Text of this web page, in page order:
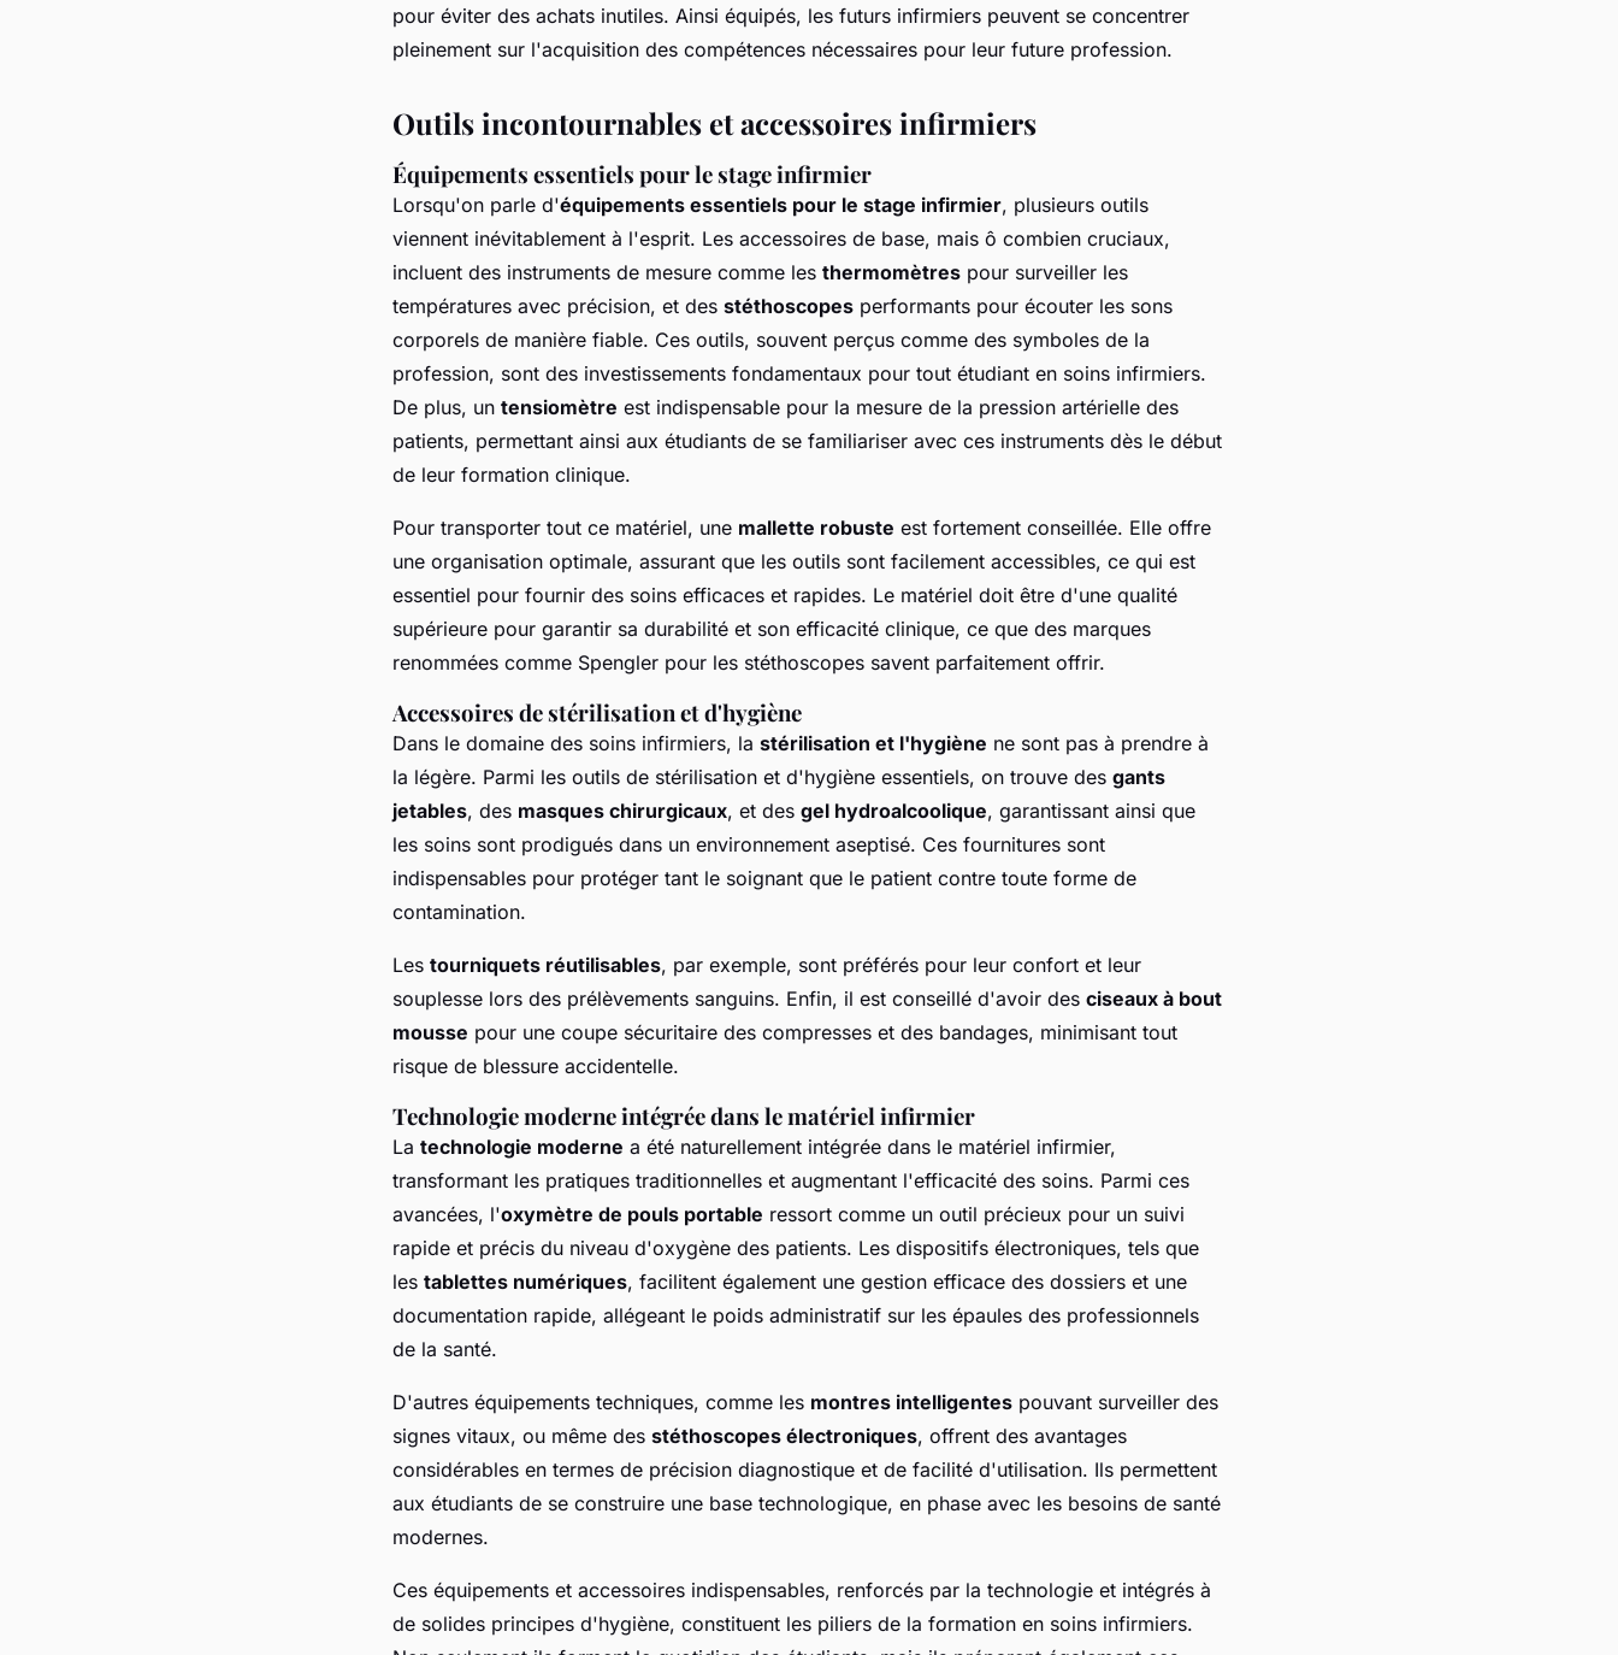
pour éviter des achats inutiles. Ainsi équipés, les futurs infirmiers peuvent se concentrer
pleinement sur l'acquisition des compétences nécessaires pour leur future profession.
Outils incontournables et accessoires infirmiers
Équipements essentiels pour le stage infirmier
Lorsqu'on parle d'équipements essentiels pour le stage infirmier, plusieurs outils
viennent inévitablement à l'esprit. Les accessoires de base, mais ô combien cruciaux,
incluent des instruments de mesure comme les thermomètres pour surveiller les
températures avec précision, et des stéthoscopes performants pour écouter les sons
corporels de manière fiable. Ces outils, souvent perçus comme des symboles de la
profession, sont des investissements fondamentaux pour tout étudiant en soins infirmiers.
De plus, un tensiomètre est indispensable pour la mesure de la pression artérielle des
patients, permettant ainsi aux étudiants de se familiariser avec ces instruments dès le début
de leur formation clinique.
Pour transporter tout ce matériel, une mallette robuste est fortement conseillée. Elle offre
une organisation optimale, assurant que les outils sont facilement accessibles, ce qui est
essentiel pour fournir des soins efficaces et rapides. Le matériel doit être d'une qualité
supérieure pour garantir sa durabilité et son efficacité clinique, ce que des marques
renommées comme Spengler pour les stéthoscopes savent parfaitement offrir.
Accessoires de stérilisation et d'hygiène
Dans le domaine des soins infirmiers, la stérilisation et l'hygiène ne sont pas à prendre à
la légère. Parmi les outils de stérilisation et d'hygiène essentiels, on trouve des gants
jetables, des masques chirurgicaux, et des gel hydroalcoolique, garantissant ainsi que
les soins sont prodigués dans un environnement aseptisé. Ces fournitures sont
indispensables pour protéger tant le soignant que le patient contre toute forme de
contamination.
Les tourniquets réutilisables, par exemple, sont préférés pour leur confort et leur
souplesse lors des prélèvements sanguins. Enfin, il est conseillé d'avoir des ciseaux à bout
mousse pour une coupe sécuritaire des compresses et des bandages, minimisant tout
risque de blessure accidentelle.
Technologie moderne intégrée dans le matériel infirmier
La technologie moderne a été naturellement intégrée dans le matériel infirmier,
transformant les pratiques traditionnelles et augmentant l'efficacité des soins. Parmi ces
avancées, l'oxymètre de pouls portable ressort comme un outil précieux pour un suivi
rapide et précis du niveau d'oxygène des patients. Les dispositifs électroniques, tels que
les tablettes numériques, facilitent également une gestion efficace des dossiers et une
documentation rapide, allégeant le poids administratif sur les épaules des professionnels
de la santé.
D'autres équipements techniques, comme les montres intelligentes pouvant surveiller des
signes vitaux, ou même des stéthoscopes électroniques, offrent des avantages
considérables en termes de précision diagnostique et de facilité d'utilisation. Ils permettent
aux étudiants de se construire une base technologique, en phase avec les besoins de santé
modernes.
Ces équipements et accessoires indispensables, renforcés par la technologie et intégrés à
de solides principes d'hygiène, constituent les piliers de la formation en soins infirmiers.